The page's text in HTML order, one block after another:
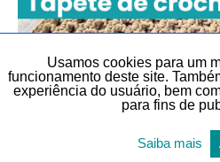
Usamos cookies para um
funcionamento deste site.
experiência do usuário, bem
para fins de
Saiba mais